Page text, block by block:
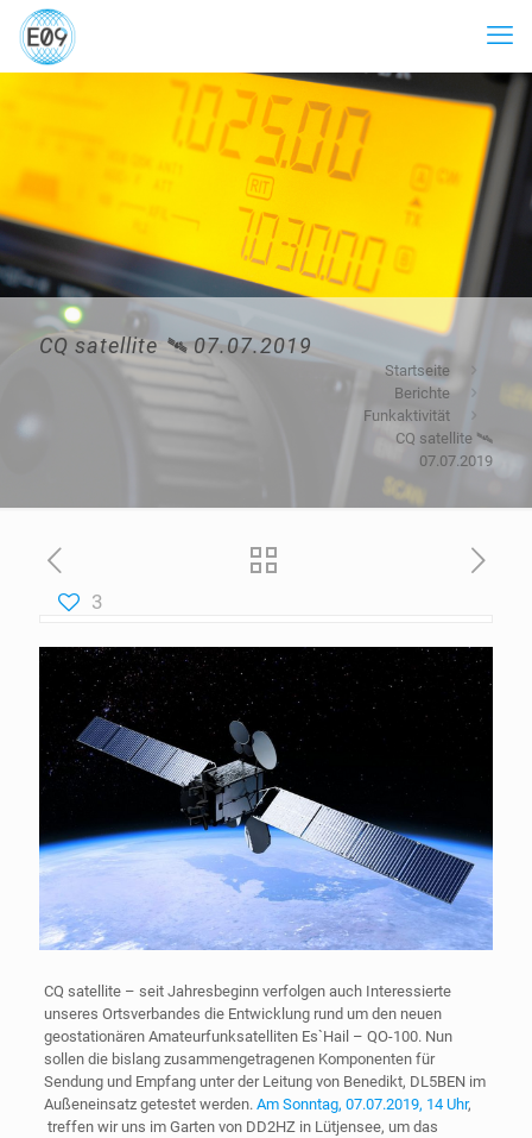
CQ satellite 🛰 07.07.2019
Startseite
Berichte
Funkaktivität
CQ satellite 🛰
07.07.2019
3
CQ satellite – seit Jahresbeginn verfolgen auch Interessierte
unseres Ortsverbandes die Entwicklung rund um den neuen
geostationären Amateurfunksatelliten Es`Hail – QO-100. Nun
sollen die bislang zusammengetragenen Komponenten für
Sendung und Empfang unter der Leitung von Benedikt, DL5BEN im
Außeneinsatz getestet werden. Am Sonntag, 07.07.2019, 14 Uhr,
treffen wir uns im Garten von DD2HZ in Lütjensee, um das